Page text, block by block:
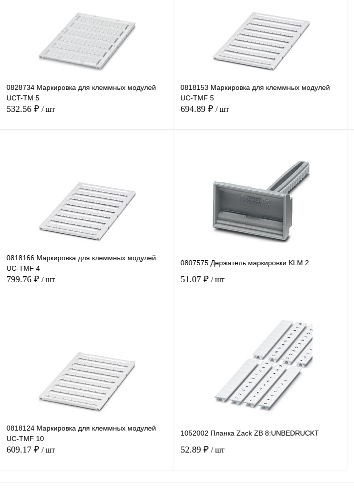
0828734 Маркировка для клеммных модулей
UCT-TM 5
532.56 ₽ / шт
наличии
0818153 Маркировка для клеммных модулей
UC-TMF 5
694.89 ₽ / шт
Сравнение
В избранное
наличии
0818166 Маркировка для клеммных модулей
UC-TMF 4
799.76 ₽ / шт
наличии
0807575 Держатель маркировки KLM 2
51.07 ₽ / шт
В корзину
Сравнение
В
наличии
0818124 Маркировка для клеммных модулей
UC-TMF 10
609.17 ₽ / шт
1052002 Планка Zack ZB 8:UNBEDRUCKT
52.89 ₽ / шт